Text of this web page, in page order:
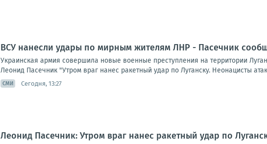
ВСУ нанесли удары по мирным жителям ЛНР - Пасечник
Украинская армия совершила новые военные преступления на территории
Леонид Пасечник "Утром враг нанес ракетный удар по Луганску. Неонацисты
СМИ Сегодня, 13:27
Леонид Пасечник: Утром враг нанес ракетный удар по